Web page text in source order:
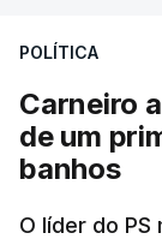
POLÍTICA
Carneiro
de um
banhos
O líder do